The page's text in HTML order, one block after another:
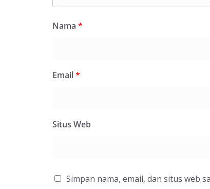
Nama *
Email*
Situs Web
Simpan nama, email, dan situs web